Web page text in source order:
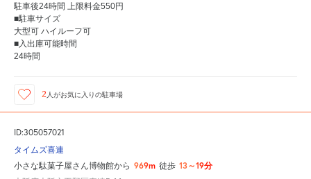
駐車後24時間 上限料金550円
■駐車サイズ
大型可 ハイルーフ可
■入出庫可能時間
24時間
2 人がお気に入りの駐車場
ID:305057021
タイムズ喜連
小さな駄菓子屋さん博物館から 969m 徒歩 13～19分